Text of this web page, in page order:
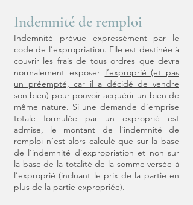
Indemnité de remploi
Indemnité prévue expressément par le
code de l’expropriation. Elle est destinée à
couvrir les frais de tous ordres que devra
normalement exposer l’exproprié (et pas
un préempté, car il a décidé de vendre
son bien) pour pouvoir acquérir un bien de
même nature. Si une demande d’emprise
totale formulée par un exproprié est
admise, le montant de l’indemnité de
remploi n’est alors calculé que sur la base
de l’indemnité d’expropriation et non sur
la base de la totalité de la somme versée à
l’exproprié (incluant le prix de la partie en
plus de la partie expropriée).